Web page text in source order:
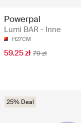
Powerpal
Lumi BAR - Inne
H27CM
59.25 zł 79 zł
25% Deal